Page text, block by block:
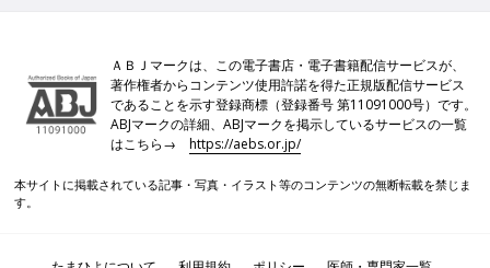
おうちでも子どもに、雨の日の冒険や発見を聞いてみると、泥だ
らけの服の洗濯が楽しくなるかもしれません。
取材・文/田中あすか、たまひよONLINE編集部
ります。
次回は、保育園って遊んでいるだけ？ではない「遊びのなかの学
ＡＢＪマークは、この電子書店・電子書籍配信サービスが、
著作権者からコンテンツ使用許諾を得た正規版配信サービス
であることを示す登録商標（登録番号 第11091000号）です。
ABJマークの詳細、ABJマークを掲示しているサービスの一覧
はこちら→https://aebs.or.jp/
本サイトに掲載されている記事・写真・イラスト等のコンテンツの無断転載を禁じま
す。